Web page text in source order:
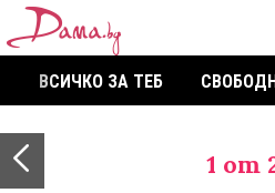
ВСИЧКО ЗА ТЕБ
1 от